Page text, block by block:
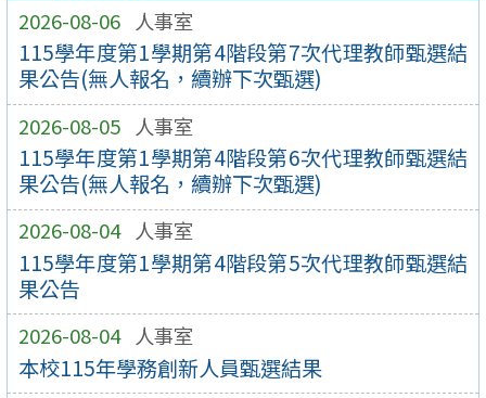
2026-08-06 人事室
115學年度第1學期第4階段第7次代理教師甄選結
果公告(無人報名，續辦下次甄選)
2026-08-05 人事室
115學年度第1學期第4階段第6次代理教師甄選結
果公告(無人報名，續辦下次甄選)
2026-08-04 人事室
115學年度第1學期第4階段第5次代理教師甄選結
果公告
2026-08-04 人事室
本校115年學務創新人員甄選結果